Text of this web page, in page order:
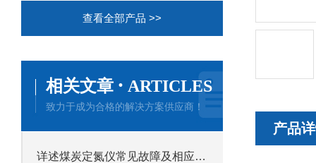
产品
查看全部产品 >>
相关文章 · ARTICLES
致力于成为合格的解决方案供应商！
详述煤炭定氮仪常见故障及相应解决措施